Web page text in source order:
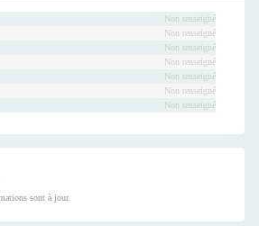
Non renseigné
Non renseigné
Non renseigné
Non renseigné
Non renseigné
Non renseigné
Non renseigné
sont à jour.